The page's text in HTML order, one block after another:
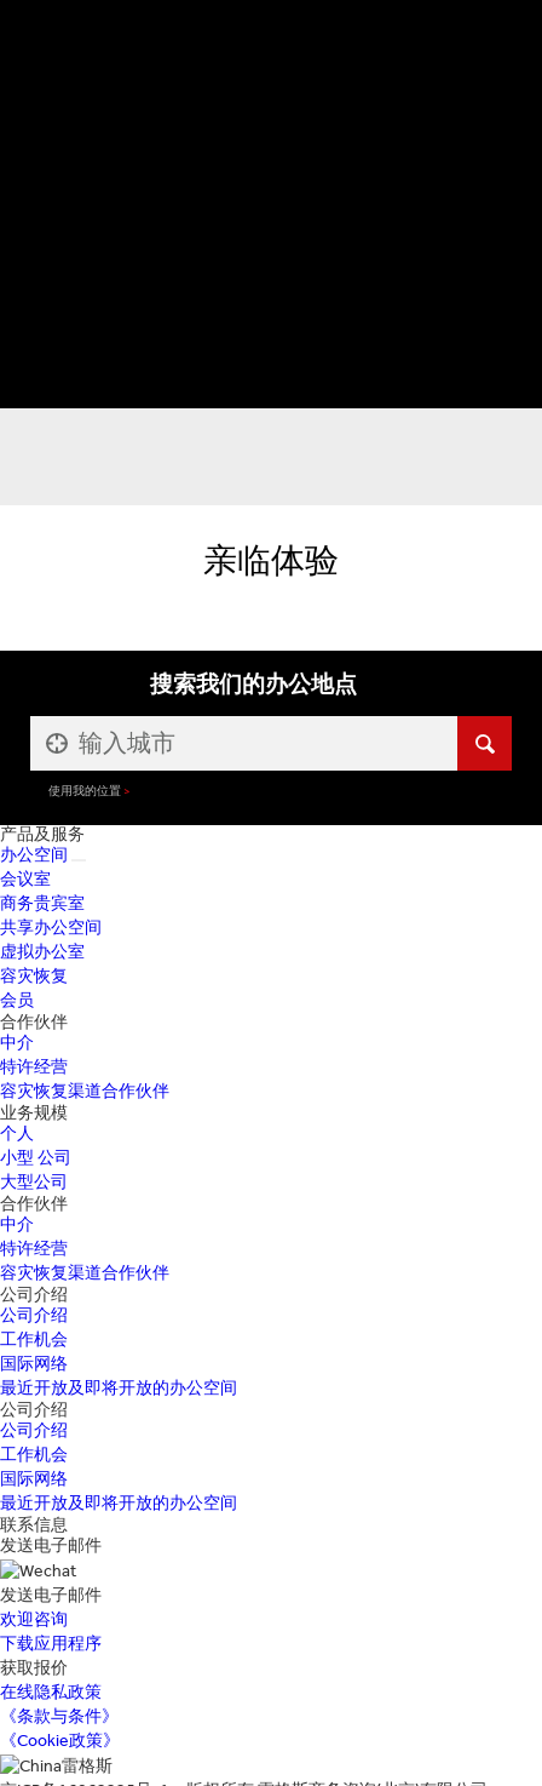
亲临体验
搜索我们的办公地点
使用我的位置
产品及服务
办公空间
会议室
商务贵宾室
共享办公空间
虚拟办公室
容灾恢复
会员
合作伙伴
中介
特许经营
容灾恢复渠道合作伙伴
业务规模
个人
小型 公司
大型公司
合作伙伴
中介
特许经营
容灾恢复渠道合作伙伴
公司介绍
公司介绍
工作机会
国际网络
最近开放及即将开放的办公空间
公司介绍
公司介绍
工作机会
国际网络
最近开放及即将开放的办公空间
联系信息
发送电子邮件
发送电子邮件
欢迎咨询
下载应用程序
获取报价
在线隐私政策
《条款与条件》
《Cookie政策》